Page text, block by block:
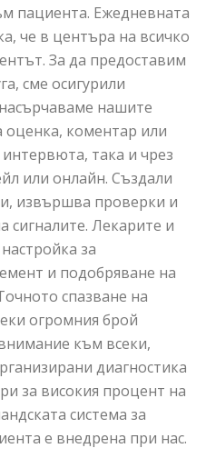
пациента. Ежедневната
че в центъра на всичко
За да предоставим
сме осигурили
нашите
оценка, коментар или
така и чрез
или онлайн. Създали
извършва проверки и
сигналите. Лекарите и
за
и подобряване на
спазване на
огромния брой
към всеки,
диагностика
за високия процент на
система за
е внедрена при нас.